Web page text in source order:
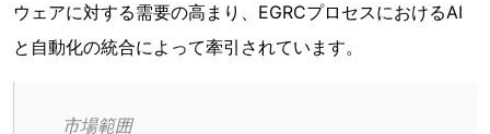
ウェアに対する需要の高まり、EGRCプロセスにおけるAI
と自動化の統合によって牽引されています。
市場範囲